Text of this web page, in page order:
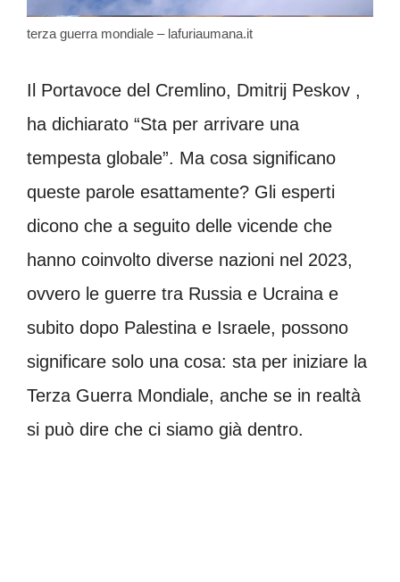
terza guerra mondiale – lafuriaumana.it
Il Portavoce del Cremlino, Dmitrij Peskov ,
ha dichiarato “Sta per arrivare una
tempesta globale”. Ma cosa significano
queste parole esattamente? Gli esperti
dicono che a seguito delle vicende che
hanno coinvolto diverse nazioni nel 2023,
ovvero le guerre tra Russia e Ucraina e
subito dopo Palestina e Israele, possono
significare solo una cosa: sta per iniziare la
Terza Guerra Mondiale, anche se in realtà
si può dire che ci siamo già dentro.